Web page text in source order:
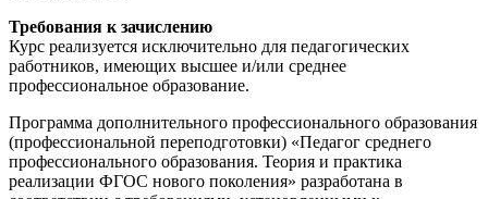
Требования к зачислению
Курс реализуется исключительно для педагогических
работников, имеющих высшее и/или среднее
профессиональное образование.
Программа дополнительного профессионального образования
(профессиональной переподготовки) «Педагог среднего
профессионального образования. Теория и практика
реализации ФГОС нового поколения» разработана в